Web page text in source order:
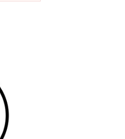
estão:
e operações de
escolhida.
próprias.